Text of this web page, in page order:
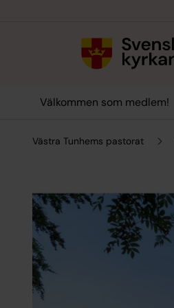
Välkommen som medlem!
Västra Tunhems pastorat